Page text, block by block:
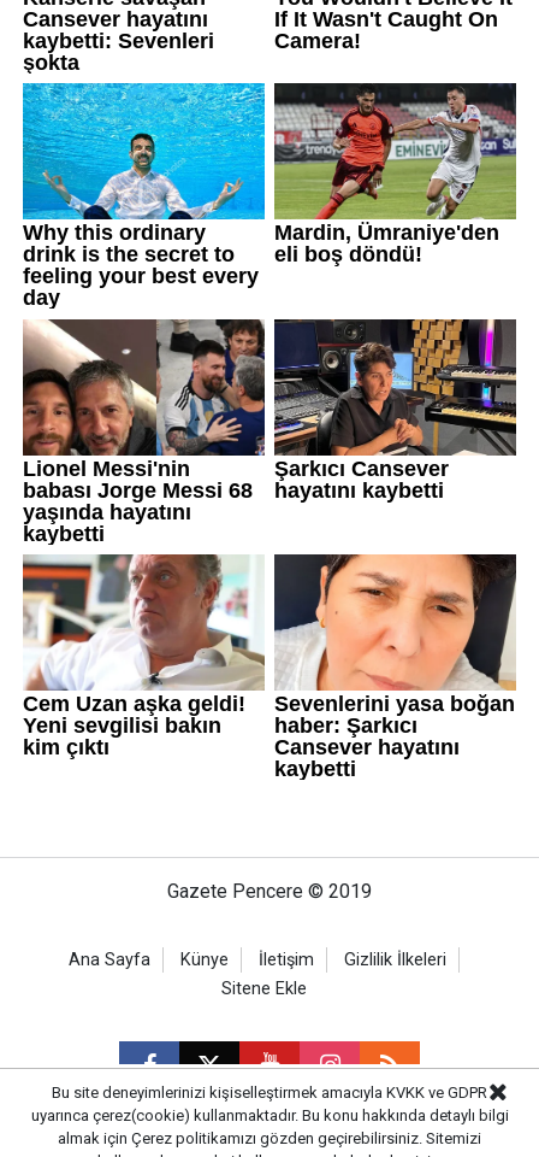
Gazete Pencere © 2019
Ana Sayfa Künye İletişim
Gizlilik İlkeleri
Sitene Ekle
CM Bilişim
Bu site deneyimlerinizi kişiselleştirmek amacıyla KVKK ve GDPR
uyarınca çerez(cookie) kullanmaktadır. Bu konu hakkında detaylı bilgi
almak için Çerez politikamızı gözden geçirebilirsiniz. Sitemizi